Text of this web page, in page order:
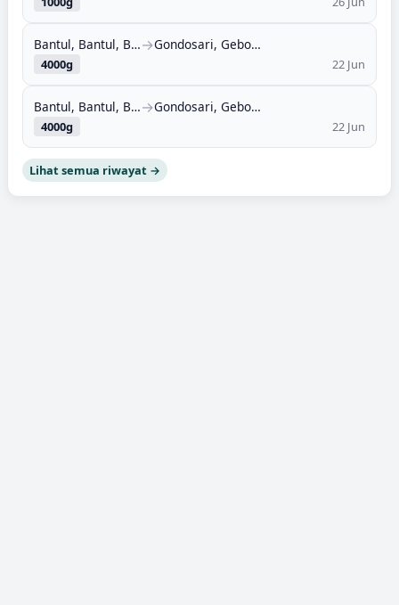
Bantul, Bantul, Bantul, DI Yogyakarta (55711)→ Gondosari, Gebog, Kudus, Jawa Tengah (59354)
4000g 22 Jun
Bantul, Bantul, Bantul, DI Yogyakarta (55711)→ Gondosari, Gebog, Kudus, Jawa Tengah (59354)
4000g 22 Jun
Lihat semua riwayat →